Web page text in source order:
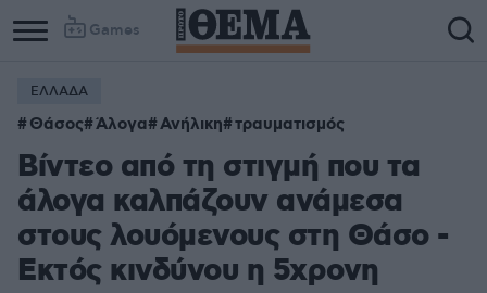
Games
ΕΛΛΑΔΑ
Θάσος Άλογα Ανήλικη τραυματισμός
Βίντεο από τη στιγμή που τα
άλογα καλπάζουν ανάμεσα
στους λουόμενους στη Θάσο -
Εκτός κινδύνου η 5χρονη